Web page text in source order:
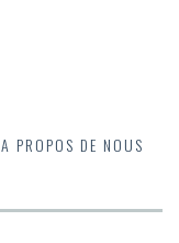
A PROPOS DE NOUS